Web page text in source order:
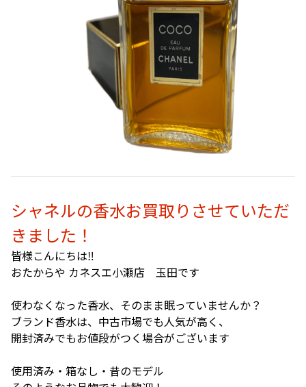
シャネルの香水お買取りさせていただ
きました！
皆様こんにちは‼
おたからや カネスエ小瀬店 玉田です
使わなくなった香水、そのまま眠っていませんか？
ブランド香水は、中古市場でも人気が高く、
開封済みでもお値段がつく場合がございます
使用済み・箱なし・昔のモデル